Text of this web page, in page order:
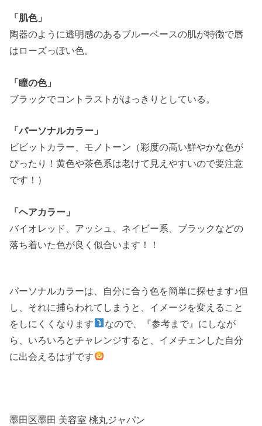
「肌色」
陶器のように透明感のあるブルーベースの肌が特徴で唇
はローズっぽい色。
「瞳の色」
ブラックでコントラストがはっきりとしている。
「パーソナルカラー」
ビビットカラー、モノトーン（彩度の高い鮮やかな色が
ぴったり！黄色や茶色系は老けて見えやすいので要注意
です！）
「ヘアカラー」
バイオレッド、アッシュ、ネイビー系、ブラックなどの
落ち着いた色が良く似合います！！
パーソナルカラーは、自分に合う色を簡単に探せます♪但
し、それに捕らわれてしまうと、イメージを変えること
をしにくくなります
なので、『参考まで』にしなが
ら、いろいろとチャレンジすると、イメチェンした自分
に出会えるはずです
墨田区墨田 美容室 桃丸ジャパン